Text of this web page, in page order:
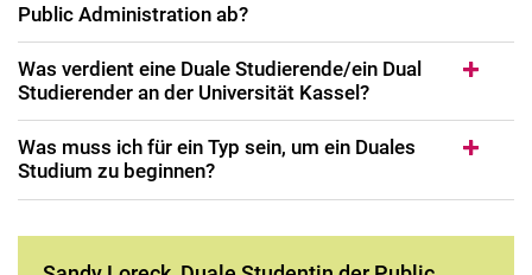
Public Administration ab?
Was verdient eine Duale Studierende/ein Dual
Studierender an der Universität Kassel?
Was muss ich für ein Typ sein, um ein Duales
Studium zu beginnen?